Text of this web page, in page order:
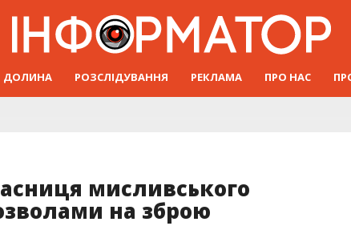
ДОЛИНА РОЗСЛІДУВАННЯ РЕКЛАМА ПРО НАС
мисливського
на зброю